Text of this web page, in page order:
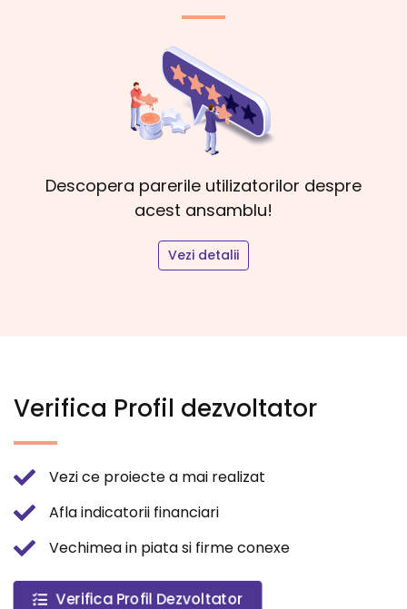
Descopera parerile utilizatorilor despre
acest ansamblu!
Vezi detalii
Verifica Profil dezvoltator
Vezi ce proiecte a mai realizat
Afla indicatorii financiari
Vechimea in piata si firme conexe
Verifica Profil Dezvoltator